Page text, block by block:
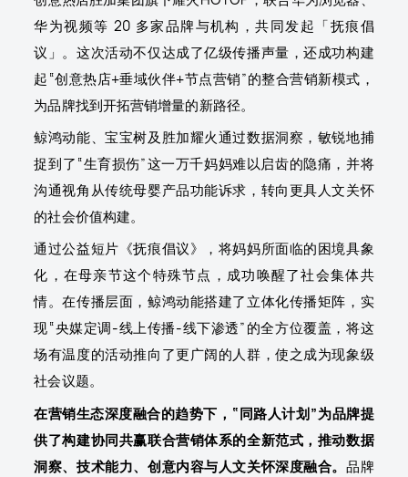
华为视频等 20 多家品牌与机构，共同发起「抚痕倡
议」。这次活动不仅达成了亿级传播声量，还成功构建
起“创意热店+垂域伙伴+节点营销”的整合营销新模式，
为品牌找到开拓营销增量的新路径。
鲸鸿动能、宝宝树及胜加耀火通过数据洞察，敏锐地捕
捉到了“生育损伤”这一万千妈妈难以启齿的隐痛，并将
沟通视角从传统母婴产品功能诉求，转向更具人文关怀
的社会价值构建。
通过公益短片《抚痕倡议》，将妈妈所面临的困境具象
化，在母亲节这个特殊节点，成功唤醒了社会集体共
情。在传播层面，鲸鸿动能搭建了立体化传播矩阵，实
现“央媒定调-线上传播-线下渗透”的全方位覆盖，将这
场有温度的活动推向了更广阔的人群，使之成为现象级
社会议题。
在营销生态深度融合的趋势下，“同路人计划”为品牌提
供了构建协同共赢联合营销体系的全新范式，推动数据
洞察、技术能力、创意内容与人文关怀深度融合。 品牌